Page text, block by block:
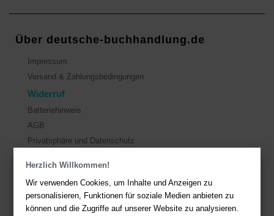
Herzlich Willkommen!
Wir verwenden Cookies, um Inhalte und Anzeigen zu
personalisieren, Funktionen für soziale Medien anbieten zu
können und die Zugriffe auf unserer Website zu analysieren.
Über deutsche-buchhandlung.de
Impressum
Versand & Zahlungsbedingungen
Widerruf
Batteriehinweis
AGB
Privatsphäre und Datenschutz
Sie haben Fragen? Hier finden Sie Antworten auf häufig gestellte
Fragen.